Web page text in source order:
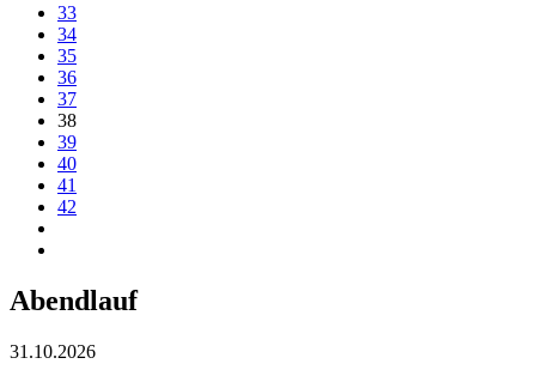
33
34
35
36
37
38
39
40
41
42
Abendlauf
31.10.2026